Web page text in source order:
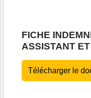
FICHE
ASSISTANT
Télécharger le